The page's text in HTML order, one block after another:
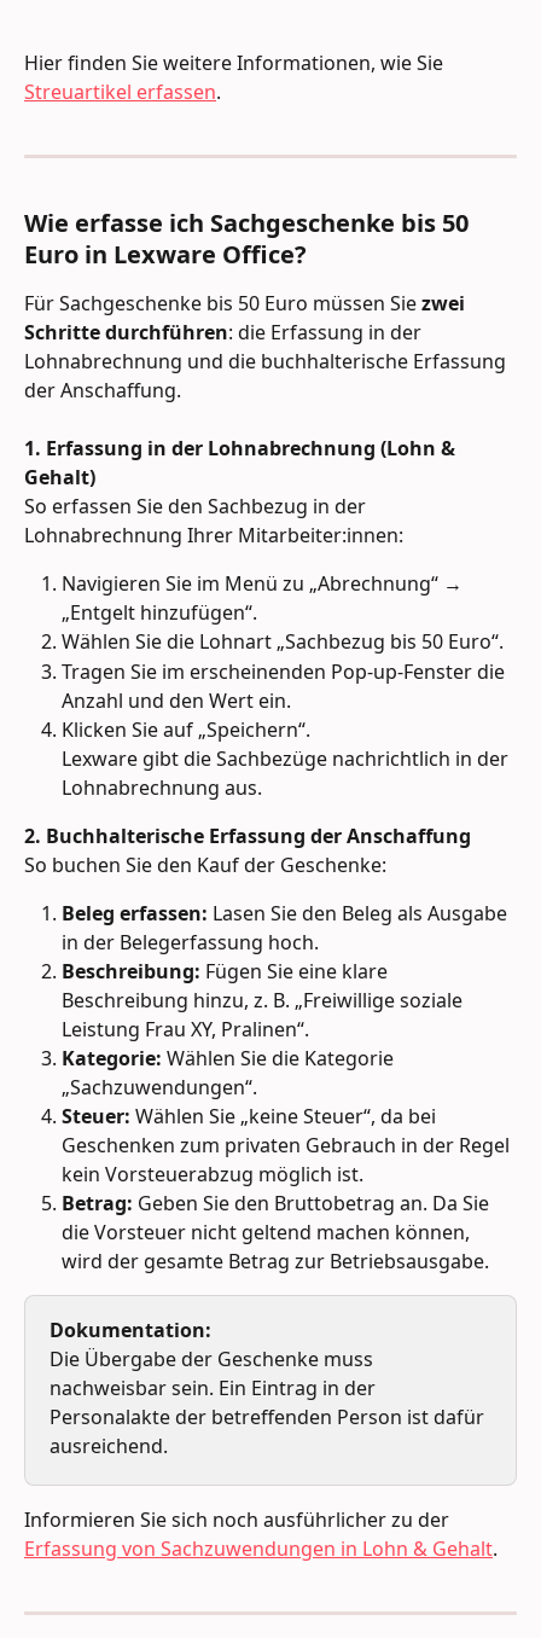
Hier finden Sie weitere Informationen, wie Sie
Streuartikel erfassen.
Wie erfasse ich Sachgeschenke bis 50
Euro in Lexware Office?
Für Sachgeschenke bis 50 Euro müssen Sie zwei
Schritte durchführen: die Erfassung in der
Lohnabrechnung und die buchhalterische Erfassung
der Anschaffung.
1. Erfassung in der Lohnabrechnung (Lohn &
Gehalt)
So erfassen Sie den Sachbezug in der
Lohnabrechnung Ihrer Mitarbeiter:innen:
Navigieren Sie im Menü zu „Abrechnung“ →
„Entgelt hinzufügen“.
Wählen Sie die Lohnart „Sachbezug bis 50 Euro“.
Tragen Sie im erscheinenden Pop-up-Fenster die
Anzahl und den Wert ein.
Klicken Sie auf „Speichern“.
Lexware gibt die Sachbezüge nachrichtlich in der
Lohnabrechnung aus.
2. Buchhalterische Erfassung der Anschaffung
So buchen Sie den Kauf der Geschenke:
Beleg erfassen: Lasen Sie den Beleg als Ausgabe
in der Belegerfassung hoch.
Beschreibung: Fügen Sie eine klare
Beschreibung hinzu, z. B. „Freiwillige soziale
Leistung Frau XY, Pralinen“.
Kategorie: Wählen Sie die Kategorie
„Sachzuwendungen“.
Steuer: Wählen Sie „keine Steuer“, da bei
Geschenken zum privaten Gebrauch in der Regel
kein Vorsteuerabzug möglich ist.
Betrag: Geben Sie den Bruttobetrag an. Da Sie
die Vorsteuer nicht geltend machen können,
wird der gesamte Betrag zur Betriebsausgabe.
Dokumentation:
Die Übergabe der Geschenke muss
nachweisbar sein. Ein Eintrag in der
Personalakte der betreffenden Person ist dafür
ausreichend.
Informieren Sie sich noch ausführlicher zu der
Erfassung von Sachzuwendungen in Lohn & Gehalt.